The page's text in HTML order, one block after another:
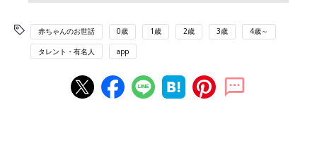
赤ちゃんのお世話 0歳 1歳 2歳 3歳 4歳～
タレント・有名人 app